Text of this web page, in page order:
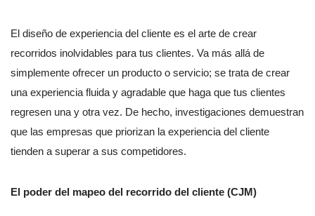
El diseño de experiencia del cliente es el arte de crear
recorridos inolvidables para tus clientes. Va más allá de
simplemente ofrecer un producto o servicio; se trata de crear
una experiencia fluida y agradable que haga que tus clientes
regresen una y otra vez. De hecho, investigaciones demuestran
que las empresas que priorizan la experiencia del cliente
tienden a superar a sus competidores.
El poder del mapeo del recorrido del cliente (CJM)